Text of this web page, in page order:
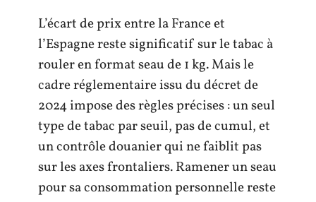
L’écart de prix entre la France et
l’Espagne reste significatif sur le tabac à
rouler en format seau de 1 kg. Mais le
cadre réglementaire issu du décret de
2024 impose des règles précises : un seul
type de tabac par seuil, pas de cumul, et
un contrôle douanier qui ne faiblit pas
sur les axes frontaliers. Ramener un seau
pour sa consommation personnelle reste